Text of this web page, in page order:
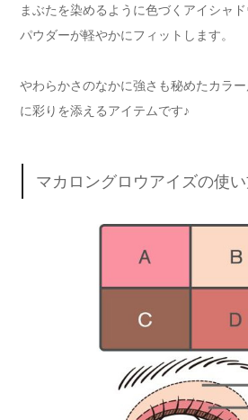
まぶたを染めるように色づくアイシャ
パウダーが軽やかにフィットします。
やわらかさのなかに強さも秘めたカラ
に彩りを添えるアイテムです♪
マカロングロウアイズの使